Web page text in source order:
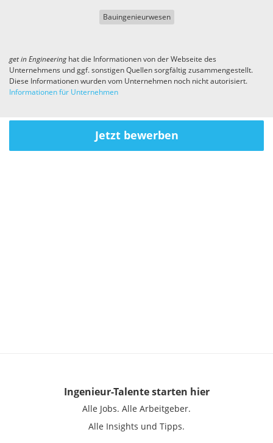
Bauingenieurwesen
get in Engineeringhat die Informationen von der Webseite des
Unternehmens und ggf. sonstigen Quellen sorgfältig zusammengestellt.
Diese Informationen wurden vom Unternehmen noch nicht autorisiert.
Informationen für Unternehmen
Jetzt bewerben
Ingenieur-Talentestarten hier
Alle Jobs. Alle Arbeitgeber.
Alle Insights und Tipps.